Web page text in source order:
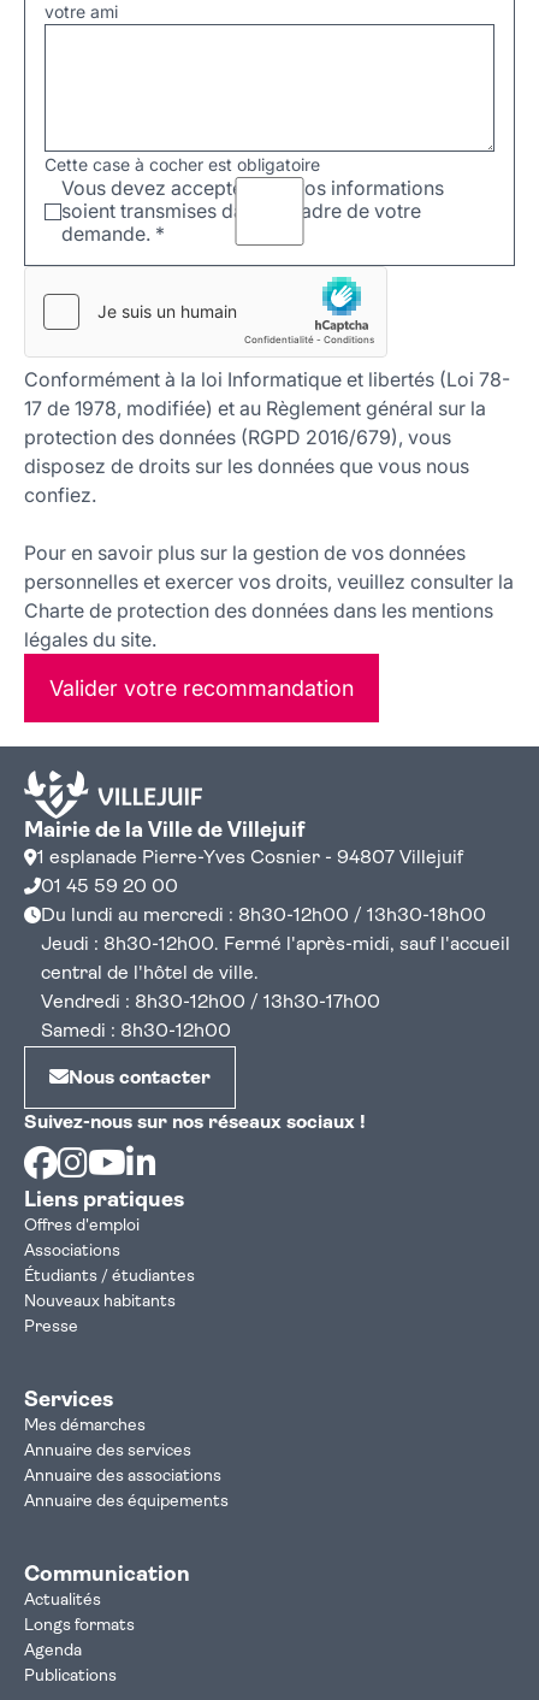
votre ami
Cette case à cocher est obligatoire
Vous devez accepter que vos informations
soient transmises dans le cadre de votre
demande. *
Conformément à la loi Informatique et libertés (Loi 78-
17 de 1978, modifiée) et au Règlement général sur la
protection des données (RGPD 2016/679), vous
disposez de droits sur les données que vous nous
confiez.
Pour en savoir plus sur la gestion de vos données
personnelles et exercer vos droits, veuillez consulter la
Charte de protection des données dans les mentions
légales du site.
Valider votre recommandation
Mairie de la Ville de Villejuif
1 esplanade Pierre-Yves Cosnier - 94807 Villejuif
01 45 59 20 00
Du lundi au mercredi : 8h30-12h00 / 13h30-18h00
Jeudi : 8h30-12h00. Fermé l'après-midi, sauf l'accueil
central de l'hôtel de ville.
Vendredi : 8h30-12h00 / 13h30-17h00
Samedi : 8h30-12h00
Nous contacter
Suivez-nous sur nos réseaux sociaux !
Facebook
Instagram
Youtube
Liens pratiques
Offres d'emploi
Associations
Étudiants / étudiantes
Nouveaux habitants
Presse
Services
Mes démarches
Annuaire des services
Annuaire des associations
Annuaire des équipements
Communication
Actualités
Longs formats
Agenda
Publications